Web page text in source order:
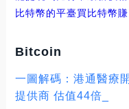
比特幣的平臺買比特幣
Bitcoin
一圖解碼：港通醫療
提供商 估值44倍_